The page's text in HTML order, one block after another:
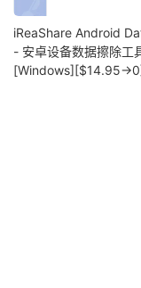
iReaShare Android
- 安卓设备数据擦除工